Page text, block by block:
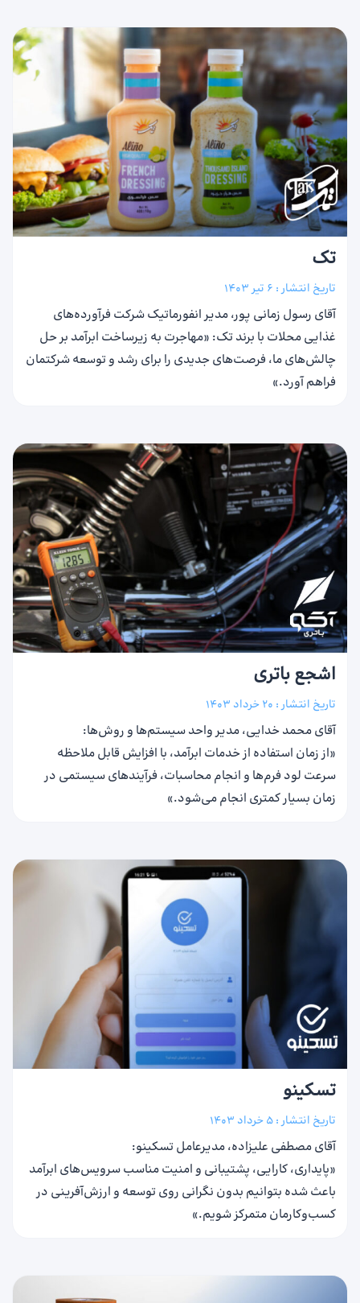
تک
تاریخ انتشار : 6 تیر 1403
آقای رسول زمانی پور، مدیر انفورماتیک شرکت فرآورده‌های
غذایی محلات با برند تک: «مهاجرت به زیرساخت ابرآمد بر حل
چالش‌های ما، فرصت‌های جدیدی را برای رشد و توسعه شرکتمان
فراهم آورد.»
اشجع باتری
تاریخ انتشار : 20 خرداد 1403
آقای محمد خدایی، مدیر واحد سیستم‌ها و روش‌ها:
«از زمان استفاده از خدمات ابرآمد، با افزایش قابل ملاحظه
سرعت لود فرم‌ها و انجام محاسبات، فرآیندهای سیستمی در
زمان بسیار کمتری انجام می‌شود.»
تسکینو
تاریخ انتشار : 5 خرداد 1403
آقای مصطفی علیزاده، مدیرعامل تسکینو:
«پایداری، کارایی، پشتیبانی و امنیت مناسب سرویس‌های ابرآمد
باعث شده بتوانیم بدون نگرانی روی توسعه و ارزش‌آفرینی در
کسب‌وکارمان متمرکز شویم.»